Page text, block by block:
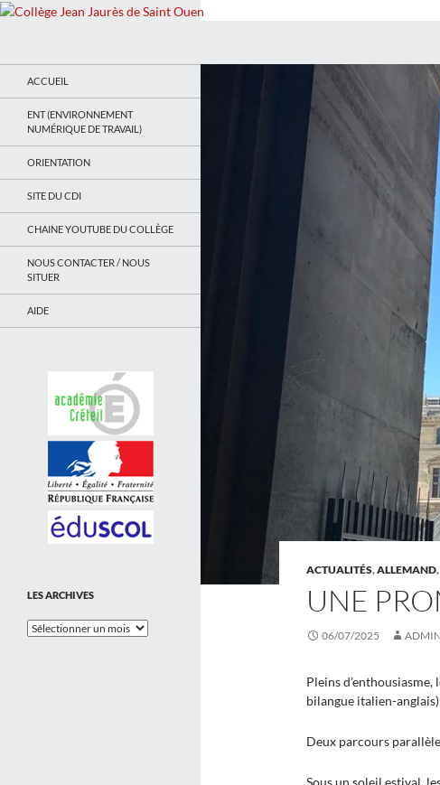
ACTUALITÉS,ALLEMAND,
UNE
06/07/2025
Pleins
bilangue italien-
Deux parcours
Sous un soleil estival,
ACCUEIL
ENT (ENVIRONNEMENT
NUMÉRIQUE DE TRAVAIL)
ORIENTATION
SITE DU CDI
CHAINE YOUTUBE DU COLLÈGE
NOUS CONTACTER / NOUS
SITUER
AIDE
LES ARCHIVES
Les